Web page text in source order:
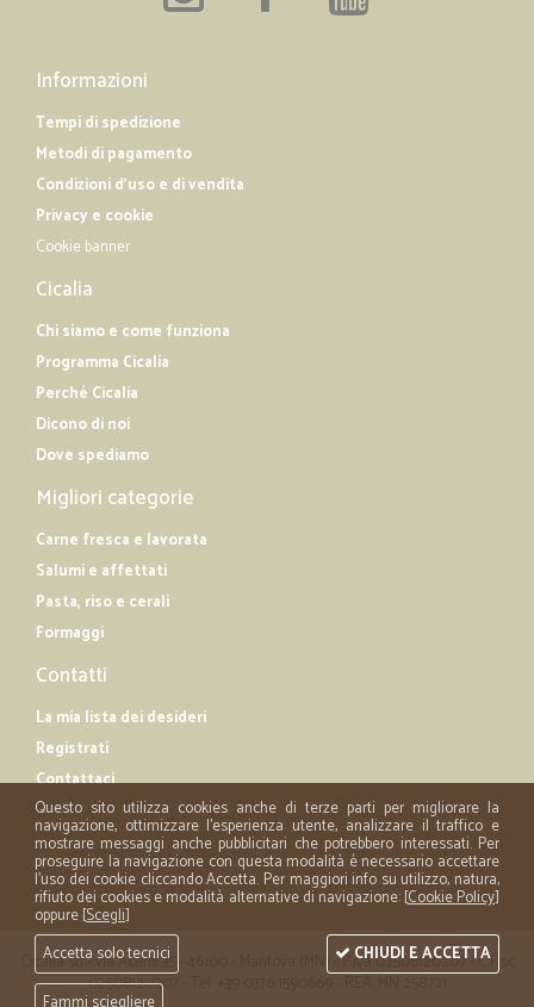
Informazioni
Tempi di spedizione
Metodi di pagamento
Condizioni d'uso e di vendita
Privacy e cookie
Cookie banner
Cicalia
Chi siamo e come funziona
Programma Cicalia
Perché Cicalia
Dicono di noi
Dove spediamo
Migliori categorie
Carne fresca e lavorata
Salumi e affettati
Pasta, riso e cerali
Formaggi
Contatti
La mia lista dei desideri
Registrati
Contattaci
Cicalia srl - via Acerbi 35 - 46100 - Mantova (MN) - P.iva 02508120207 - C.Fisc
02508120207 - Tel. +39 0376 1590669 - REA: MN 258721
Questo sito utilizza cookies anche di terze parti per migliorare la
navigazione, ottimizzare l'esperienza utente, analizzare il traffico e
mostrare messaggi anche pubblicitari che potrebbero interessati. Per
proseguire la navigazione con questa modalità è necessario accettare
l'uso dei cookie cliccando Accetta. Per maggiori info su utilizzo, natura,
rifiuto dei cookies e modalità alternative di navigazione: [Cookie Policy]
oppure [Scegli]
Accetta solo tecnici
CHIUDI E ACCETTA